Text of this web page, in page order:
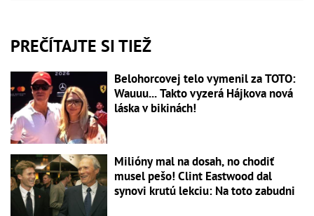
PREČÍTAJTE SI TIEŽ
Belohorcovej telo vymenil za TOTO:
Wauuu... Takto vyzerá Hájkova nová
láska v bikinách!
Milióny mal na dosah, no chodiť
musel pešo! Clint Eastwood dal
synovi krutú lekciu: Na toto zabudni